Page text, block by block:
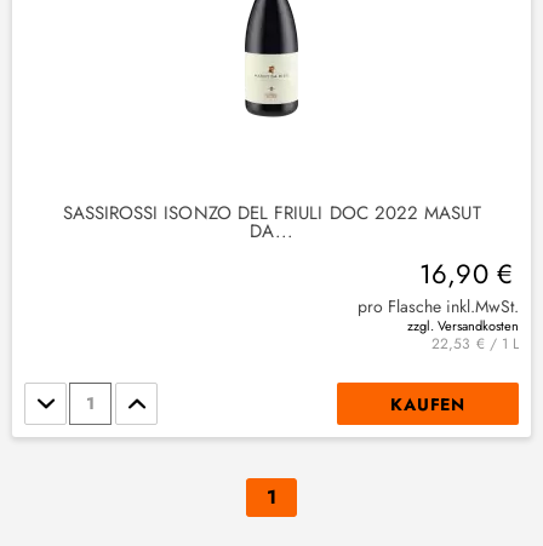
SASSIROSSI ISONZO DEL FRIULI DOC 2022 MASUT
DA...
16,90 €
pro Flasche inkl.MwSt.
zzgl. Versandkosten
22,53 € / 1 L
Stückzahl KAUFEN
1